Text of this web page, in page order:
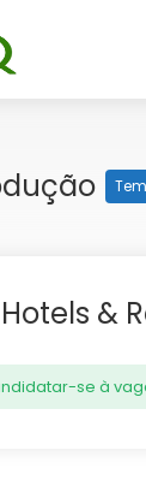
&
se à